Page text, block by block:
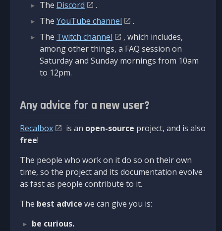
The Discord
.
The YouTube channel
.
The Twitch channel
, which includes,
among other things, a FAQ session on
Saturday and Sunday mornings from 10am
to 12pm.
Any advice for a new user?
Recalbox is an open-source project, and is also
free!
The people who work on it do so on their own
time, so the project and its documentation evolve
as fast as people contribute to it.
The best advice we can give you is:
be curious.